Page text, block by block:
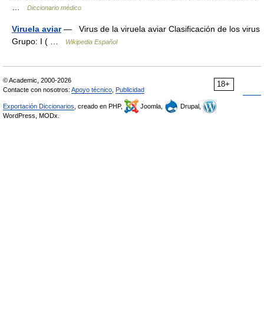
Diccionario médico
Viruela aviar— Virus de la viruela aviar Clasificación de los virus
Grupo: I ( …
Wikipedia Español
18+
© Academic, 2000-2026
Contacte con nosotros: Apoyo técnico Publicidad
Exportación Diccionarios , creado en PHP, Joomla,
Drupal,
WordPress, MODx.